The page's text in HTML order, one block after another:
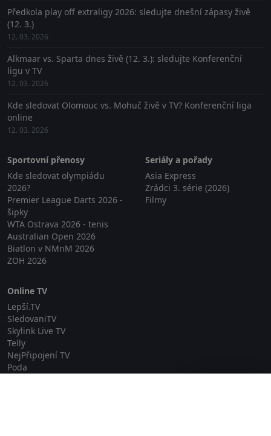
Předkola play off extraligy 2026: sledujte dnešní zápasy živě
(12. 3.)
12. 03. 2026
Alkmaar vs. Sparta dnes živě (12. 3.): sledujte Konferenční
ligu v TV
12. 03. 2026
Kde sledovat Olomouc vs. Mohuč živě v TV? Konferenční liga
online
12. 03. 2026
Sportovní přenosy
Kde sledovat olympiádu
2026?
Premier League Darts 2026 -
šipky
WTA Ostrava 2026 - tenis
Australian Open 2026
Biatlon v NMnM 2026
ZOH 2026
Seriály a pořady
Asia Express
Zrádci 3. série (2026)
Filmy
Online TV
Lepší.TV
SledovaniTV
Skylink Live TV
Telly
NejPřipojení TV
Poda